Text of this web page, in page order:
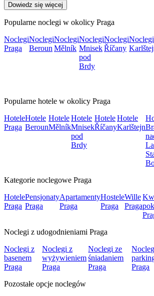
Dowiedz się więcej
Popularne noclegi w okolicy Praga
Noclegi
Praga
Noclegi
Beroun
Noclegi
Mělník
Noclegi
Mnisek
pod
Brdy
Noclegi
Říčany
Noclegi
Popularne hotele w okolicy Praga
Hotele
Praga
Hotele
Beroun
Hotele
Mělník
Hotele
Mnisek
pod
Brdy
Hotele
Říčany
Hotele
Karlštejn
Kategorie noclegowe Praga
Hotele
Praga
Pensjonaty
Praga
Apartamenty
Praga
Hostele
Praga
Wille
Praga
Noclegi z udogodnieniami Praga
Noclegi z
basenem
Praga
Noclegi z
wyżywieniem
Praga
Noclegi ze
śniadaniem
Praga
Praga
Pozostałe opcje noclegów